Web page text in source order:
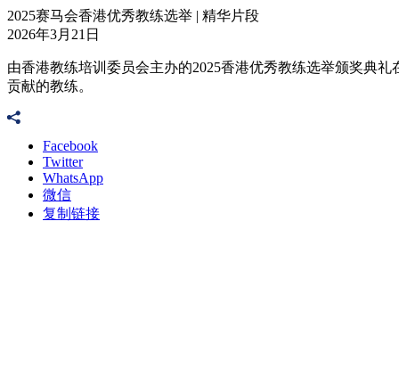
2025赛马会香港优秀教练选举 | 精华片段
2026年3月21日
由香港教练培训委员会主办的2025香港优秀教练选举颁奖典
贡献的教练。
Facebook
Twitter
WhatsApp
微信
复制链接